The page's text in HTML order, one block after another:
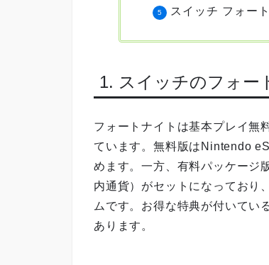
スイッチ フォー
1. スイッチのフォー
フォートナイトは基本プレイ無
ています。無料版はNintendo
めます。一方、有料パッケージ
内通貨）がセットになっており
ムです。お得な特典が付いてい
あります。